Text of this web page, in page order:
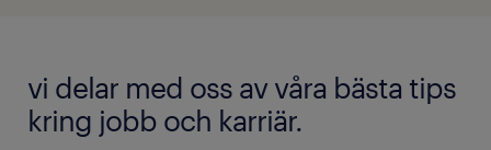
vi delar med oss av våra bästa tips
kring jobb och karriär.